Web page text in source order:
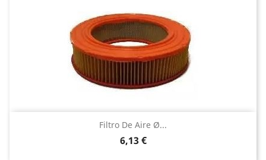
Filtro De Aire Ø...
Precio
6,13 €